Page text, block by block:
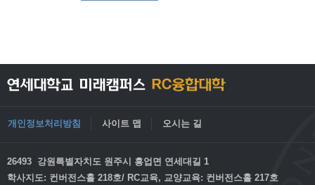
개인정보처리방침 사이트 맵 오시는 길
26493 강원특별자치도 원주시 흥업면 연세대길 1
학사지도: 컨버전스홀 218호/ RC교육, 교양교육: 컨버전스홀 217호